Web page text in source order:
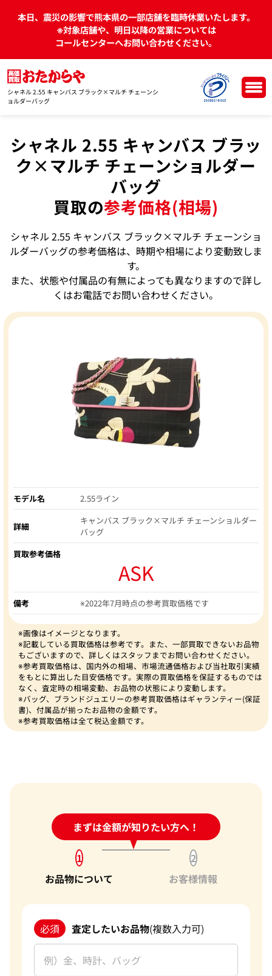
本日、震災の影響で熊本県の一部店舗を臨時休業いたします。
※対象店舗や、明日以降の営業については
コールセンターへお問い合わせください。
シャネル 2.55 キャンバス ブラック×マルチ チェーンシ
ョルダーバッグ
シャネル 2.55 キャンバス ブラッ
ク×マルチ チェーンショルダー
バッグ
買取の参考価格(相場)
シャネル 2.55 キャンバス ブラック×マルチ チェーンショ
ルダーバッグの参考価格は、時期や相場により変動致しま
す。
また、状態や付属品の有無によっても異なりますので詳し
くはお電話でお問い合わせください。
モデル名 2.55ライン
詳細
キャンバス ブラック×マルチ チェーンショルダー
バッグ
買取参考価格
ASK
備考 ※2022年7月時点の参考買取価格です
※画像はイメージとなります。
※記載している買取価格は参考です。また、一部買取できないお品物
もございますので、詳しくはスタッフまでお問い合わせください。
※参考買取価格は、国内外の相場、市場流通価格および当社取引実績
をもとに算出した目安価格です。実際の買取価格を保証するものでは
なく、査定時の相場変動、お品物の状態により変動します。
※バッグ、ブランドジュエリーの参考買取価格はギャランティー(保証
書)、付属品が揃ったお品物の金額です。
※参考買取価格は全て税込金額です。
まずは金額が知りたい方へ！
24時間受付中!問い合わせフォーム
1
お品物について
2
お客様情報
必須 査定したいお品物(複数入力可)